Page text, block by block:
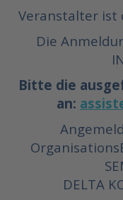
Veranstalter ist
Die
Bitte die
an:
DELTA